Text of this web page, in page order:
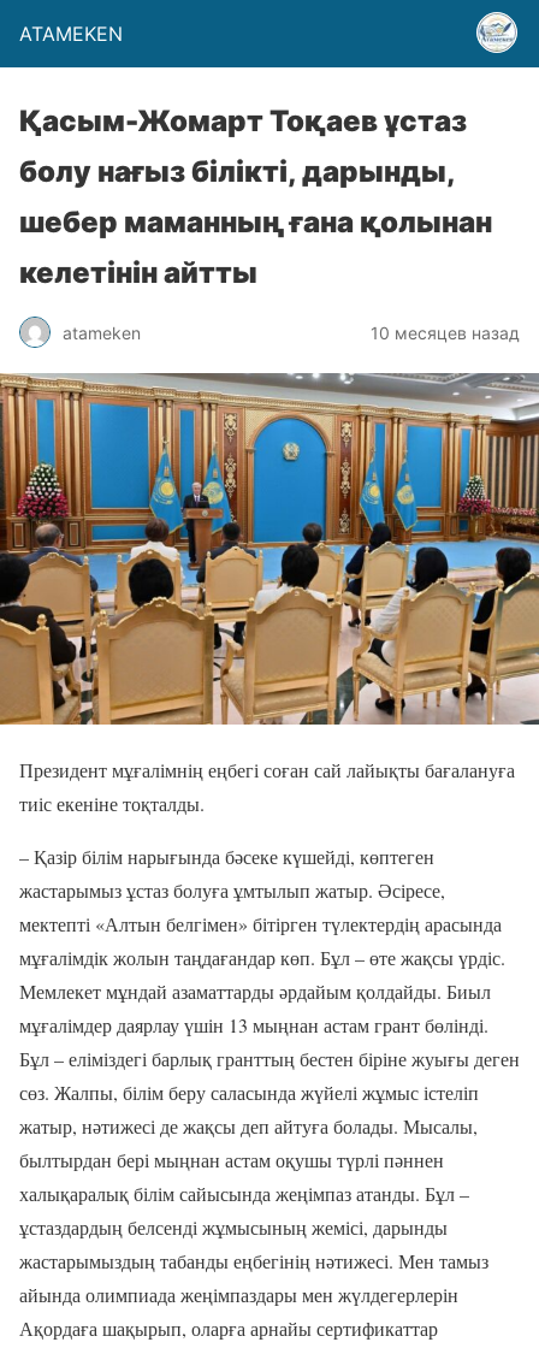
ATAMEKEN
Қасым-Жомарт Тоқаев ұстаз
болу нағыз білікті, дарынды,
шебер маманның ғана қолынан
келетінін айтты
atameken 10 месяцев назад
Президент мұғалімнің еңбегі соған сай лайықты бағалануға
тиіс екеніне тоқталды.
– Қазір білім нарығында бәсеке күшейді, көптеген
жастарымыз ұстаз болуға ұмтылып жатыр. Әсіресе,
мектепті «Алтын белгімен» бітірген түлектердің арасында
мұғалімдік жолын таңдағандар көп. Бұл – өте жақсы үрдіс.
Мемлекет мұндай азаматтарды әрдайым қолдайды. Биыл
мұғалімдер даярлау үшін 13 мыңнан астам грант бөлінді.
Бұл – еліміздегі барлық гранттың бестен біріне жуығы деген
сөз. Жалпы, білім беру саласында жүйелі жұмыс істеліп
жатыр, нәтижесі де жақсы деп айтуға болады. Мысалы,
былтырдан бері мыңнан астам оқушы түрлі пәннен
халықаралық білім сайысында жеңімпаз атанды. Бұл –
ұстаздардың белсенді жұмысының жемісі, дарынды
жастарымыздың табанды еңбегінің нәтижесі. Мен тамыз
айында олимпиада жеңімпаздары мен жүлдегерлерін
Ақордаға шақырып, оларға арнайы сертификаттар